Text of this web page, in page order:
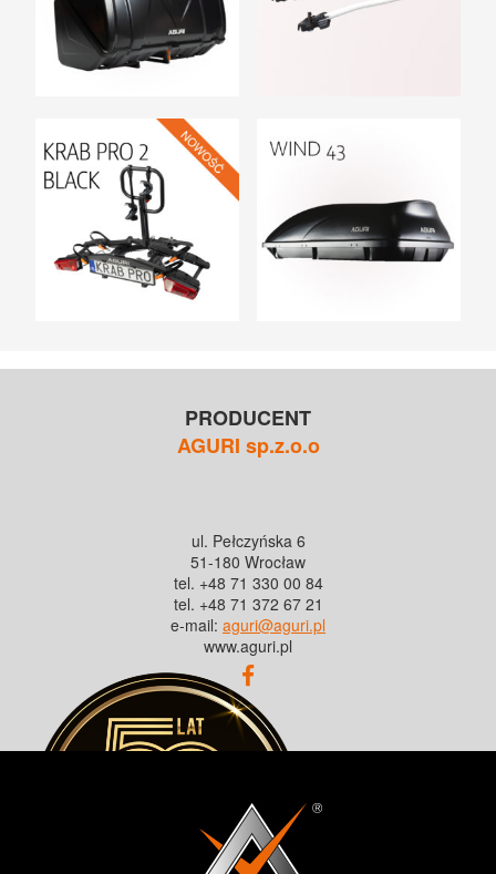
PRODUCENT
AGURI sp.z.o.o
ul. Pełczyńska 6
51-180 Wrocław
tel. +48 71 330 00 84
tel. +48 71 372 67 21
e-mail: aguri@aguri.pl
www.aguri.pl
